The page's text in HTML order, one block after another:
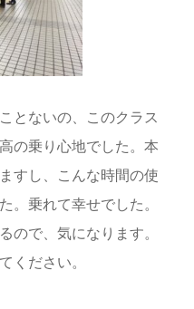
とないの、このクラス
の乗り心地でした。本
すし、こんな時間の使
。乗れて幸せでした。
ので、気になります。
ください。